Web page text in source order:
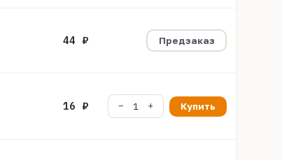
44 ₽ Предзаказ
16 ₽ Купить